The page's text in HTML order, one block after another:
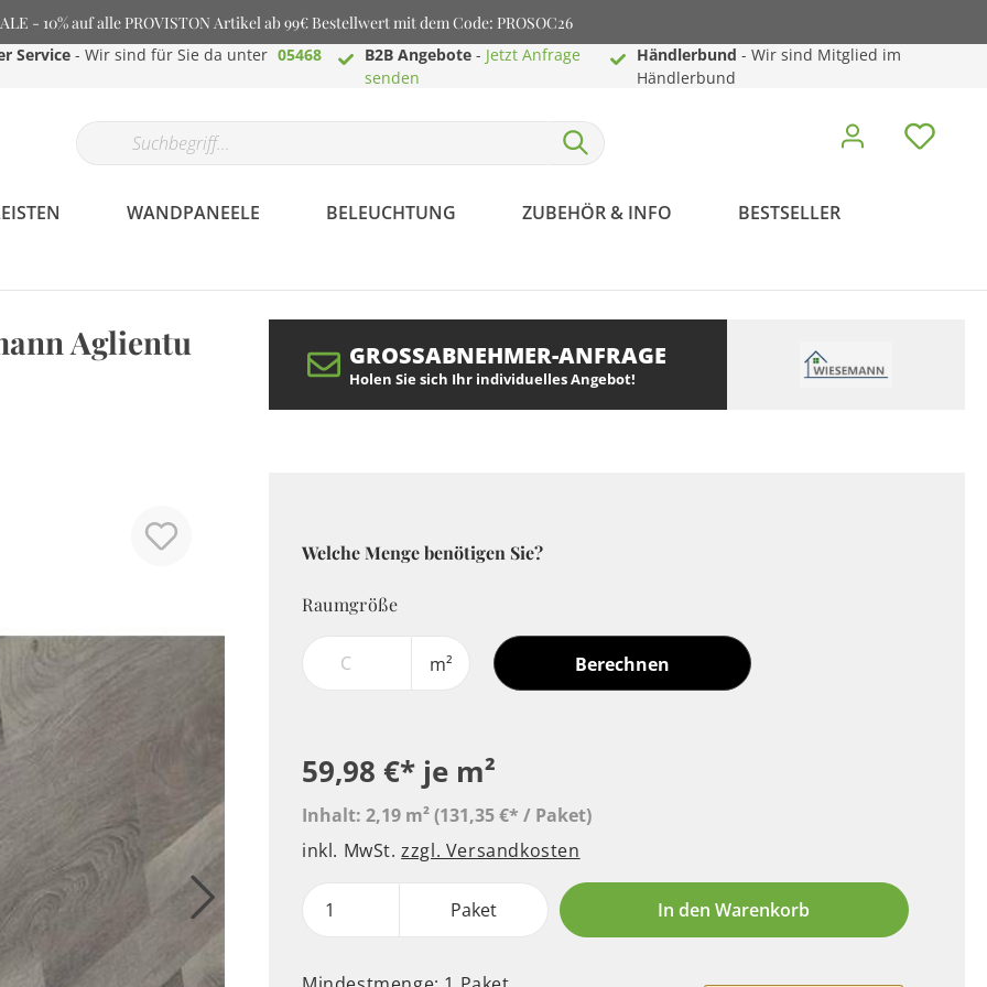
- 10% auf alle PROVISTON Artikel ab 99€ Bestellwert mit dem Code: PROSOC26
Service - Wir sind für Sie da unter 05468
B2B Angebote- Jetzt Anfrage
senden
Händlerbund - Wir sind Mitglied im
Händlerbund
WANDPANEELE BELEUCHTUNG ZUBEHÖR & INFO BESTSELLER
Aglientu
GROSSABNEHMER-ANFRAGE
Holen Sie sich Ihr individuelles Angebot!
Welche Menge benötigen Sie?
Raumgröße
m² Berechnen
59,98 €* je m²
Inhalt: 2,19 m²(131,35 €* / Paket)
inkl. MwSt.zzgl. Versandkosten
Paket In den Warenkorb